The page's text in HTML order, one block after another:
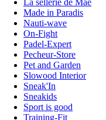
Made in Paradis
Nauti-wave
On-Fight
Padel-Expert
Pecheur-Store
Pet and Garden
Slowood Interior
Sneak'In
Sneakids
Sport is good
Training-Fit